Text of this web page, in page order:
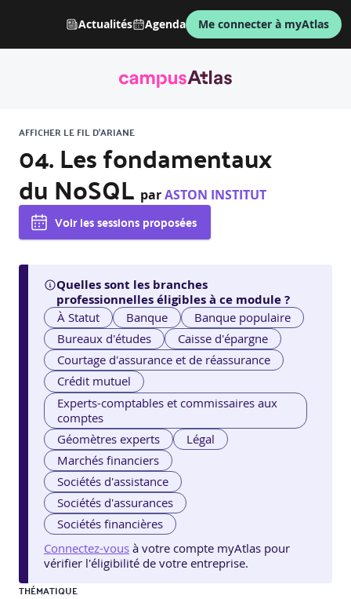
Actualités Agenda Me connecter à myAtlas
AFFICHER LE FIL D'ARIANE
04. Les fondamentaux
du NoSQL parASTON INSTITUT
Voir les sessions proposées
Quelles sont les branches
professionnelles éligibles à ce module ?
À Statut Banque
Banque populaire
Bureaux d'études
Caisse d'épargne
Courtage d'assurance et de réassurance
Crédit mutuel
Experts-comptables et commissaires aux
comptes
Géomètres experts
Légal
Marchés financiers
Sociétés d'assistance
Sociétés d'assurances
Sociétés financières
Connectez-vous à votre compte myAtlas pour
vérifier l'éligibilité de votre entreprise.
THÉMATIQUE